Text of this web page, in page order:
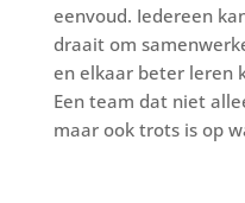
eenvoud. Iedereen
draait om
en elkaar beter leren
Een team dat niet
maar ook trots is op